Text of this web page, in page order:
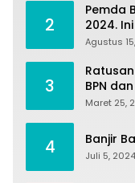
2
Pemda
2024.
Agustus
3
BPN
Maret 25,
4 Banjir
Juli 5, 2024